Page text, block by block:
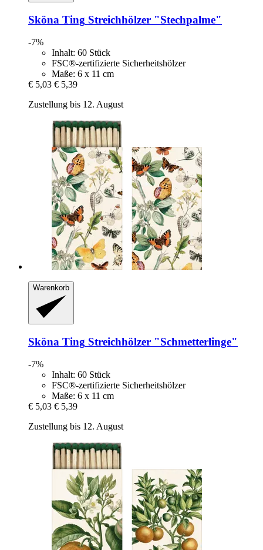
Sköna Ting Streichhölzer "Stechpalme"
-7%
Inhalt: 60 Stück
FSC®-zertifizierte Sicherheitshölzer
Maße: 6 x 11 cm
€ 5,03 € 5,39
Zustellung bis 12. August
Warenkorb
Sköna Ting Streichhölzer "Schmetterlinge"
-7%
Inhalt: 60 Stück
FSC®-zertifizierte Sicherheitshölzer
Maße: 6 x 11 cm
€ 5,03 € 5,39
Zustellung bis 12. August